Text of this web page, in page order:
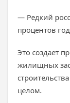
— Редкий
процентов
Это создает
жилищных
целом.